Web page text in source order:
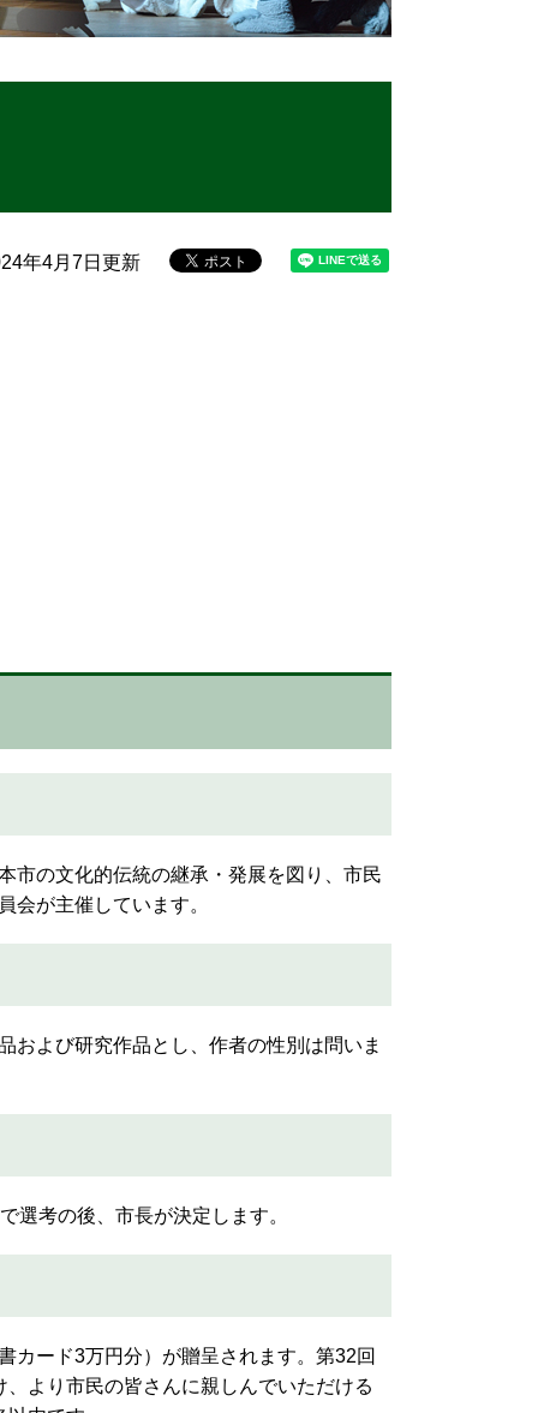
年4月7日更新
市の文化的伝統の継承・発展を図り、市民
会が主催しています。
よび研究作品とし、作者の性別は問いま
考の後、市長が決定します。
ード3万円分）が贈呈されます。第32回
より市民の皆さんに親しんでいただける